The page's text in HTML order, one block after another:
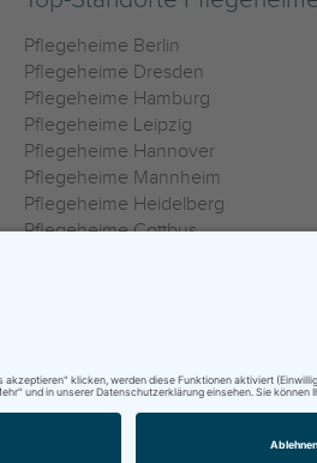
Pflegeheime Berlin
Pflegeheime Dresden
Pflegeheime Hamburg
Pflegeheime Leipzig
Pflegeheime Hannover
Pflegeheime Mannheim
Pflegeheime Heidelberg
Pflegeheime Cottbus